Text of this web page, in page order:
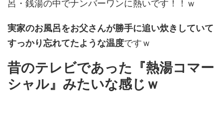
呂・銭湯の中でナンバーワンに熱いです！！ｗ
実家のお風呂をお父さんが勝手に追い炊きしていて
すっかり忘れてたような温度ですｗ
昔のテレビであった『熱湯コマー
シャル』みたいな感じｗ